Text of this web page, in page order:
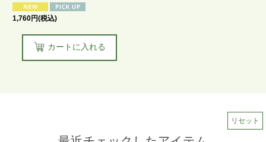
1,760円(税込)
カートに入れる
リセット